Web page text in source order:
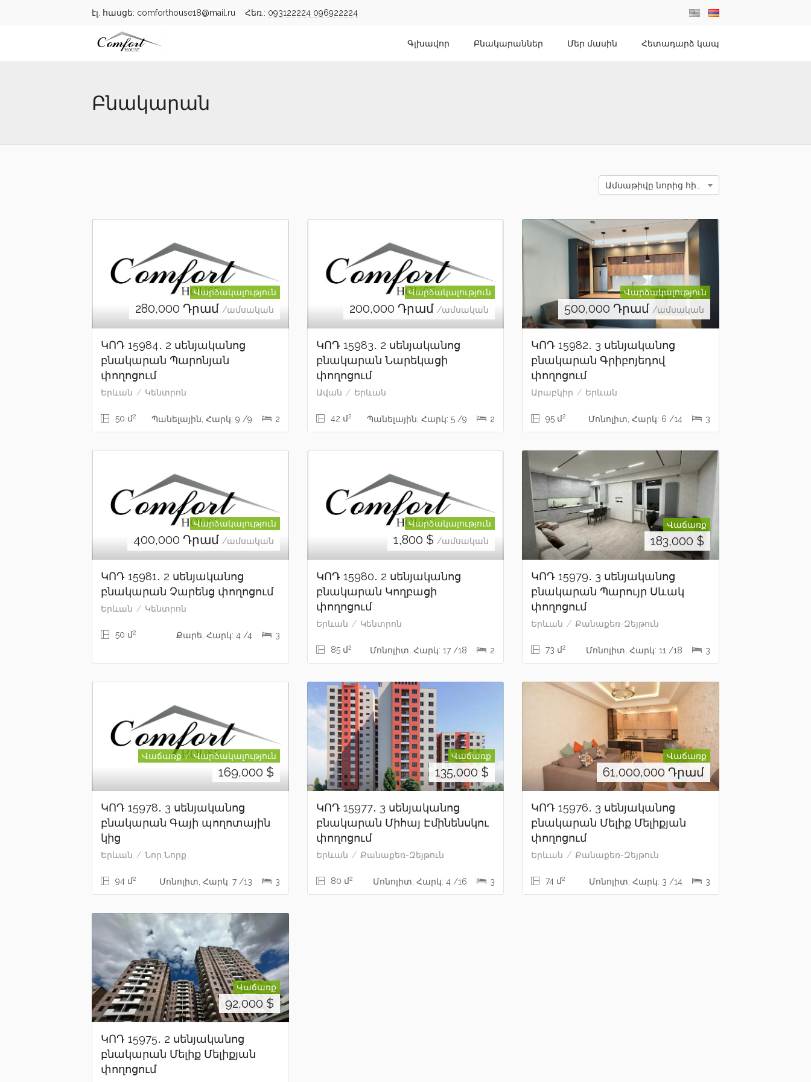
էլ. հասցե: comforthouse18@mail.ru Հեռ.: 093122224 096922224
Գլխավոր Բնակարաններ Մեր մասին Հետադարձ կապ
Բնակարան
Վարձակալություն
280,000 Դրամ /ամսական
ԿՈԴ 15984․ 2 սենյականոց
բնակարան Պարոնյան
փողոցում
Երևան Կենտրոն
50 մ2 Պանելային, Հարկ: 9 /9 2
Վարձակալություն
200,000 Դրամ/ամսական
ԿՈԴ 15983․ 2 սենյականոց
բնակարան Նարեկացի
փողոցում
Ավան Երևան
42 մ2 Պանելային, Հարկ: 5 /9 2
Վարձակալություն
500,000 Դրամ /ամսական
ԿՈԴ 15982․ 3 սենյականոց
բնակարան Գրիբոյեդով
փողոցում
Արաբկիր Երևան
95 մ2 Մոնոլիտ, Հարկ: 6 /14 3
Վարձակալություն
400,000 Դրամ /ամսական
ԿՈԴ 15981․ 2 սենյականոց
բնակարան Չարենց փողոցում
Երևան Կենտրոն
50 մ2 Քարե, Հարկ: 4 /4 3
Վարձակալություն
1,800 $/ամսական
ԿՈԴ 15980․ 2 սենյականոց
բնակարան Կողբացի
փողոցում
Երևան Կենտրոն
85 մ2 Մոնոլիտ, Հարկ: 17 /18 2
Վաճառք
183,000 $
ԿՈԴ 15979․ 3 սենյականոց
բնակարան Պարույր Սևակ
փողոցում
Երևան Քանաքեռ-Զեյթուն
73 մ2 Մոնոլիտ, Հարկ: 11 /18 3
Վաճառք Վարձակալություն
169,000 $
ԿՈԴ 15978․ 3 սենյականոց
բնակարան Գայի պողոտային
կից
Երևան Նոր Նորք
94 մ2 Մոնոլիտ, Հարկ: 7 /13 3
Վաճառք
135,000 $
ԿՈԴ 15977․ 3 սենյականոց
բնակարան Միհայ Էմինենսկու
փողոցում
Երևան Քանաքեռ-Զեյթուն
80 մ2 Մոնոլիտ, Հարկ: 4 /16 3
Վաճառք
61,000,000 Դրամ
ԿՈԴ 15976․ 3 սենյականոց
բնակարան Մելիք Մելիքյան
փողոցում
Երևան Քանաքեռ-Զեյթուն
74 մ2 Մոնոլիտ, Հարկ: 3 /14 3
Վաճառք
92,000 $
ԿՈԴ 15975․ 2 սենյականոց
բնակարան Մելիք Մելիքյան
փողոցում